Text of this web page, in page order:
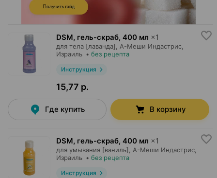
DSM, гель-скраб, 400 мл ×1
для тела [лаванда], А-Меши Индастрис
Израиль • без рецепта
Инструкция
15,77 р.
Где купить В корзину
DSM, гель-скраб, 400 мл ×1
для умывания [ваниль], А-Меши Индастрис
Израиль • без рецепта
Инструкция